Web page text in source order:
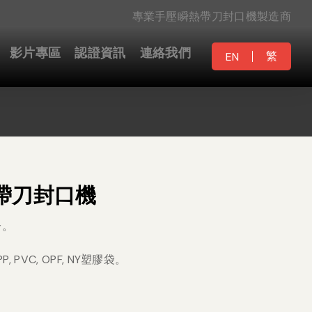
專業手壓瞬熱帶刀封口機製造商
影片專區 認證資訊 連絡我們 EN 繁
刀封口機
PVC, OPF, NY塑膠袋。